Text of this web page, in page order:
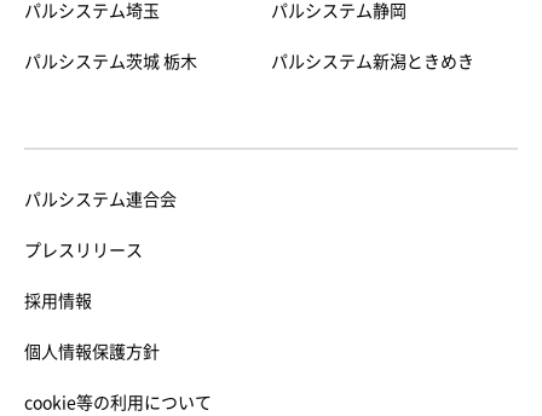
パルシステム埼玉
パルシステム茨城 栃木
パルシステム静岡
パルシステム新潟ときめき
パルシステム連合会
プレスリリース
採用情報
個人情報保護方針
cookie等の利用について